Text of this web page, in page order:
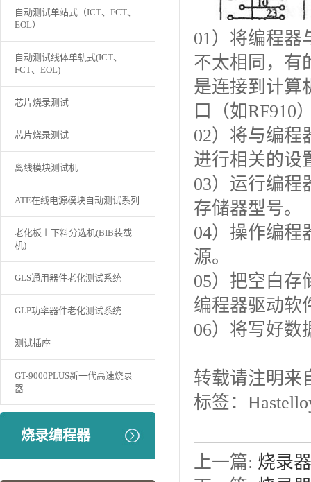
自动测试单站式（ICT、FCT、
EOL）
自动测试线体单轨式(ICT、
FCT、EOL)
芯片烧录测试
芯片烧录测试
离线模块测试机
ATE在线电源模块自动测试系列
老化板上下料分选机(BIB装载
机)
GLS通用器件老化测试系统
GLP功率器件老化测试系统
测试插座
GT-9000PLUS新一代高速烧录
器
烧录编程器
01）将编程器
不太相同，有
是连接到计
口（如RF910
02）将与编程
进行相关的设
03）运行编程
存储器型号。
04）操作编程
源。
05）把空白存
编程器驱动软
06）将写好数
转载请注明来
标签：
上一篇: 烧录